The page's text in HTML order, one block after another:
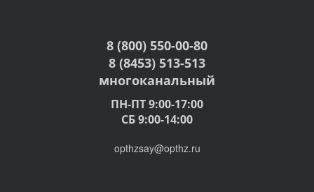
8 (800) 550-00-80
8 (8453) 513-513
многоканальный
ПН-ПТ 9:00-17:00
СБ 9:00-14:00
opthzsay@opthz.ru